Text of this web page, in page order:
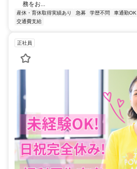
務をお...
産休・育休取得実績あり 急募 学歴不問 車通勤OK
交通費支給
正社員